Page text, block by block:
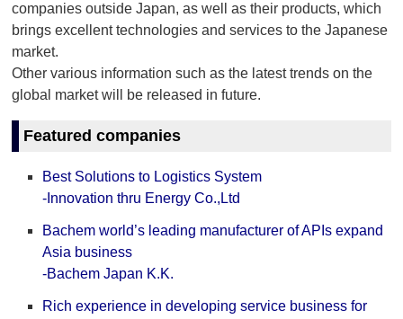
companies outside Japan, as well as their products, which
brings excellent technologies and services to the Japanese
market.
Other various information such as the latest trends on the
global market will be released in future.
Featured companies
Best Solutions to Logistics System
‐Innovation thru Energy Co.,Ltd
Bachem world’s leading manufacturer of APIs expand
Asia business
‐Bachem Japan K.K.
Rich experience in developing service business for